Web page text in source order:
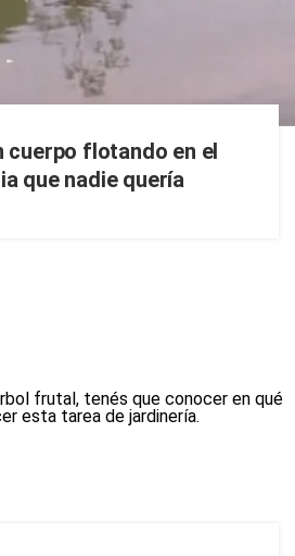
cuerpo flotando en el
que nadie quería